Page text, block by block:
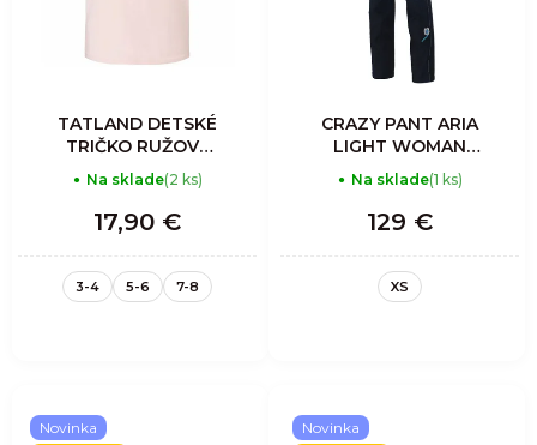
TATLAND DETSKÉ
TRIČKO RUŽOVÝ
MACKO
Na sklade(2 ks)
17,90 €
3-4 5-6 7-8
CRAZY PANT ARIA
LIGHT WOMAN
JEANS
Na sklade(1 ks)
129 €
XS
Novinka
Novinka